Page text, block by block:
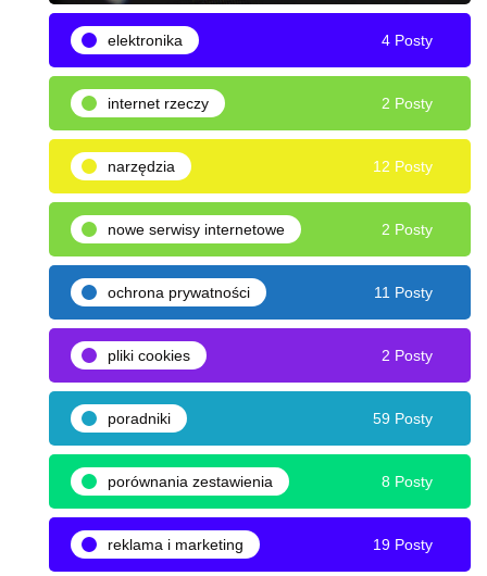
elektronika 4 Posty
internet rzeczy 2 Posty
narzędzia 12 Posty
nowe serwisy internetowe 2 Posty
ochrona prywatności 11 Posty
pliki cookies 2 Posty
poradniki 59 Posty
porównania zestawienia 8 Posty
reklama i marketing 19 Posty